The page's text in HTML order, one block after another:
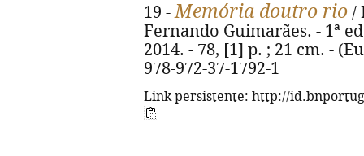
19 -Memória doutro rio /
Fernando Guimarães. - 1ª
2014. - 78, [1] p. ; 21 cm. -
978-972-37-1792-1
Link persistente: http://